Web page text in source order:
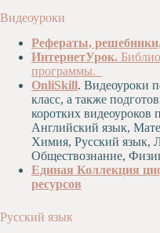
отделение
Служба
Тьюторская
служба
Видеоуроки
Рефераты,
ИнтернетУрок.
программы.
OnliSkill. Видеоуроки
класс, а также
коротких
Английский язык,
Химия, Русский язык,
Обществознание,
Единая Коллекция
ресурсов
Русский язык